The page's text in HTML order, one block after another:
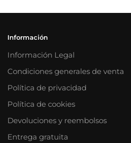
Información
Información Legal
Condiciones generales de venta
Política de privacidad
Política de cookies
Devoluciones y reembolsos
Entrega gratuita